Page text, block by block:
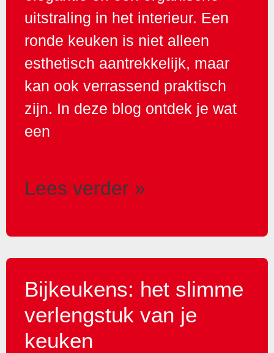
uitstraling in het interieur. Een
ronde keuken is niet alleen
esthetisch aantrekkelijk, maar
kan ook verrassend praktisch
zijn. In deze blog ontdek je wat
een
Lees verder »
Bijkeukens: het slimme
verlengstuk van je
keuken